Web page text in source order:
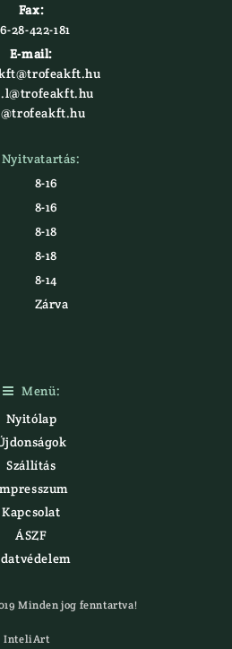
Fax:
28-422-181
E-mail:
Nyitvatartás:
8-16
8-16
8-18
8-18
8-14
Zárva

Menü:
Nyitólap
Szállítás
Kapcsolat
ÁSZF
Minden jog fenntartva!
InteliArt